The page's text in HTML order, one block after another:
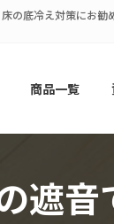
の底冷え対策にお
商品一覧
遮音